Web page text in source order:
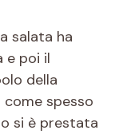
salata ha
e poi il
della
come spesso
si è prestata